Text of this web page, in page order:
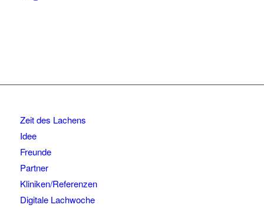
Zeit des Lachens
Idee
Freunde
Partner
Kliniken/Referenzen
Digitale Lachwoche